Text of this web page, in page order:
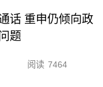
话 重申仍倾向政
题
阅读 7464